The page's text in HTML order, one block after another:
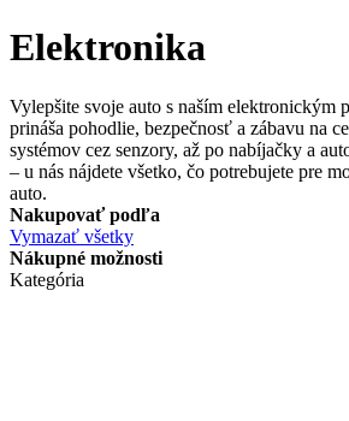
Elektronika
Vylepšite svoje auto s naším elektronickým
prináša pohodlie, bezpečnosť a zábavu na
systémov cez senzory, až po nabíjačky a
– u nás nájdete všetko, čo potrebujete pre
auto.
Nakupovať podľa
Vymazať všetky
Nákupné možnosti
Kategória